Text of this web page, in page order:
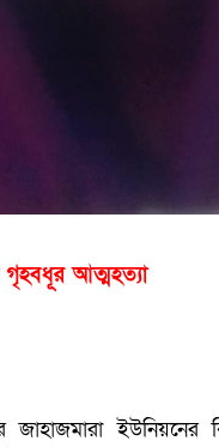
আত্মহত্যা
জাহাজমারা ইউনিয়নের